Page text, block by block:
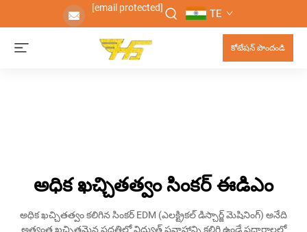
[email protected] TE
కోటేషన్ పొందండి
అధిక ఖచ్చితత్వం సింకర్ ఈడిఎం
అధిక ఖచ్చితత్వం కలిగిన సింకర్ EDM (ఎలక్ట్రికల్ డిస్చార్జ్ మెషినింగ్) అనేది
అత్యంత ఖచ్చితమైన పద్ధతిలో విద్యుత్ ప్రవాహాన్ని కలిగి ఉండే పదార్థాలలో